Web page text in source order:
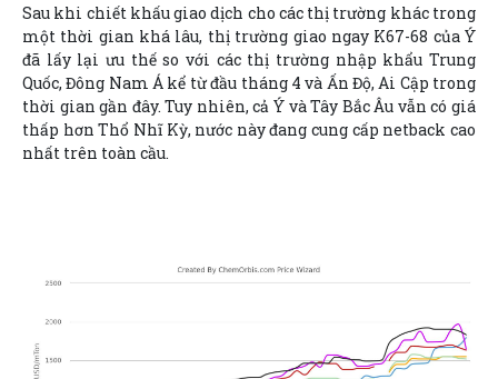
Sau khi chiết khấu giao dịch cho các thị trường khác trong
một thời gian khá lâu, thị trường giao ngay K67-68 của Ý
đã lấy lại ưu thế so với các thị trường nhập khẩu Trung
Quốc, Đông Nam Á kể từ đầu tháng 4 và Ấn Độ, Ai Cập trong
thời gian gần đây. Tuy nhiên, cả Ý và Tây Bắc Âu vẫn có giá
thấp hơn Thổ Nhĩ Kỳ, nước này đang cung cấp netback cao
nhất trên toàn cầu.